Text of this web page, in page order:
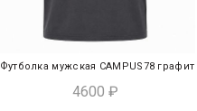
ЭКСПРЕСС-ПОКУПКА
Футболка мужская CAMPUS78 графит
4600 ₽